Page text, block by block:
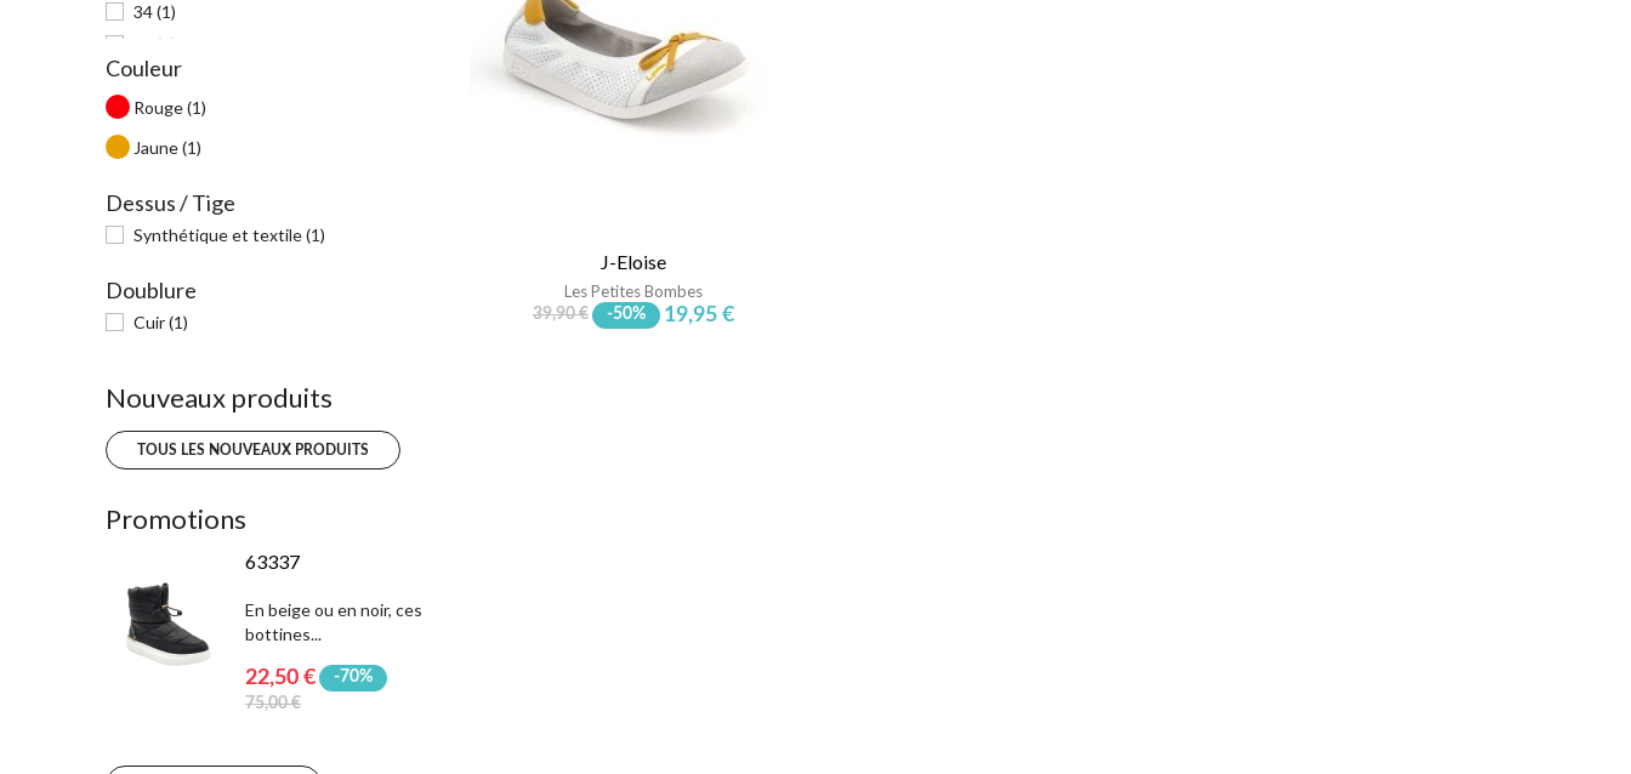
34(1)
(1)
Couleur
Rouge(1)
Jaune(1)
Dessus / Tige
Synthétique et textile(1)
Doublure
Cuir(1)
Nouveaux produits
TOUS LES NOUVEAUX PRODUITS
Promotions
63337
En beige ou en noir, ces
bottines...
22,50 €
-70%
75,00 €
J-Eloise
Les Petites Bombes
39,90 € -50% 19,95 €